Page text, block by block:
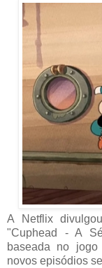
A Netflix
"Cuphead - A
baseada no
novos episódios